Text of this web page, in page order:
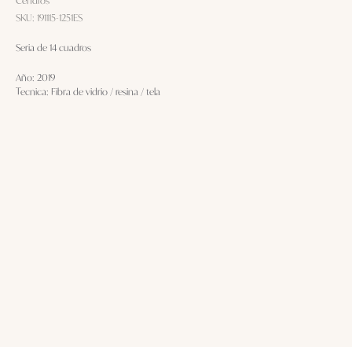
SKU: 191115-1251ES
Seria de 14 cuadros
Año: 2019
Tecnica: Fibra de vidrio / resina / tela